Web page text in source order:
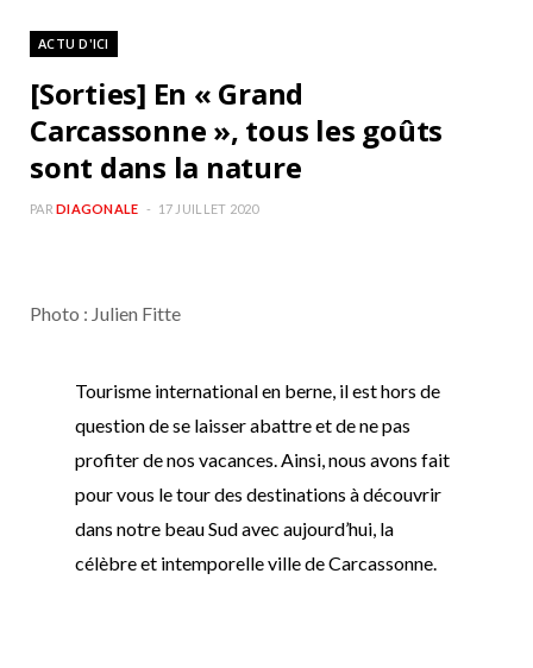
ACTU D'ICI
[Sorties] En « Grand
Carcassonne », tous les goûts
sont dans la nature
PAR DIAGONALE 17 JUILLET 2020
Photo : Julien Fitte
Tourisme international en berne, il est hors de
question de se laisser abattre et de ne pas
profiter de nos vacances. Ainsi, nous avons fait
pour vous le tour des destinations à découvrir
dans notre beau Sud avec aujourd’hui, la
célèbre et intemporelle ville de Carcassonne.